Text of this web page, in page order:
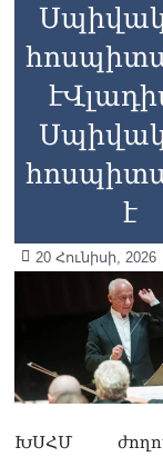
է
20 Հունիսի, 2026
ԽՍՀՄ